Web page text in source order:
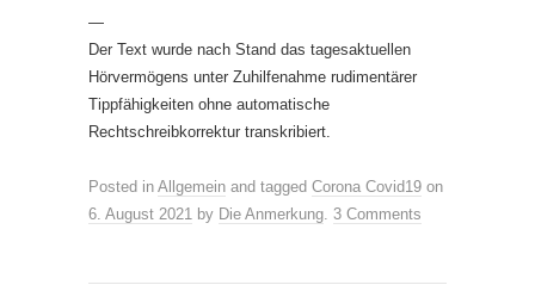
—
Der Text wurde nach Stand das tagesaktuellen
Hörvermögens unter Zuhilfenahme rudimentärer
Tippfähigkeiten ohne automatische
Rechtschreibkorrektur transkribiert.
Posted in Allgemein and tagged Corona Covid19 on
6. August 2021 by Die Anmerkung. 3 Comments